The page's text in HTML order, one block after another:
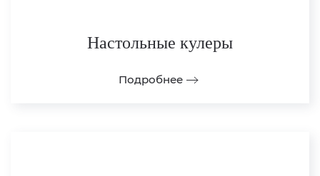
Настольные кулеры
Подробнее